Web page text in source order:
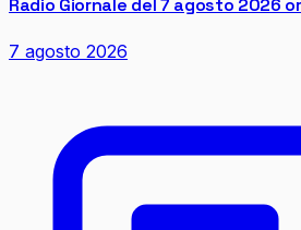
Radio Giornale del 7 agosto 2026
7 agosto 2026